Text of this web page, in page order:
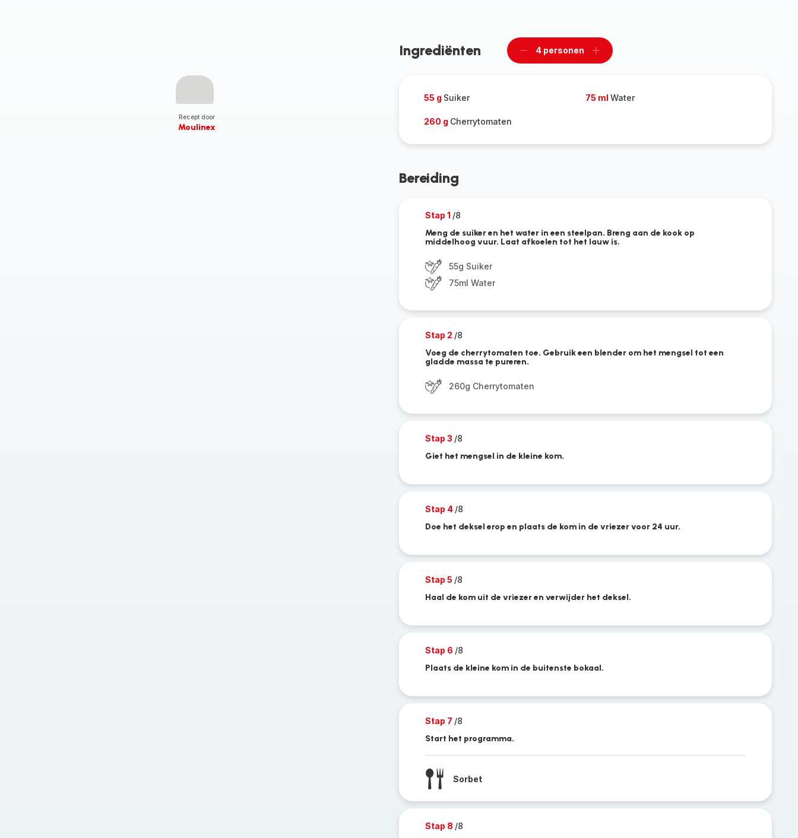
Recept door
Moulinex
Ingrediënten
Een4 personen
Een
55 g Suiker 75 ml Water
260 g Cherrytomaten
Bereiding
Stap 1 /8
Meng de suiker en het water in een steelpan. Breng aan de kook op
middelhoog vuur. Laat afkoelen tot het lauw is.
55g Suiker
75ml Water
Stap 2 /8
Voeg de cherrytomaten toe. Gebruik een blender om het mengsel tot een
gladde massa te pureren.
260g Cherrytomaten
Stap 3 /8
Giet het mengsel in de kleine kom.
Stap 4 /8
Doe het deksel erop en plaats de kom in de vriezer voor 24 uur.
Stap 5 /8
Haal de kom uit de vriezer en verwijder het deksel.
Stap 6 /8
Plaats de kleine kom in de buitenste bokaal.
Stap 7 /8
Start het programma.
Sorbet
Stap 8 /8